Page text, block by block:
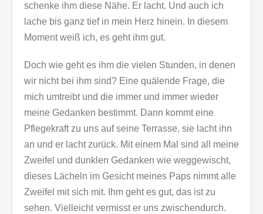
schenke ihm diese Nähe. Er lacht. Und auch ich
lache bis ganz tief in mein Herz hinein. In diesem
Moment weiß ich, es geht ihm gut.
Doch wie geht es ihm die vielen Stunden, in denen
wir nicht bei ihm sind? Eine quälende Frage, die
mich umtreibt und die immer und immer wieder
meine Gedanken bestimmt. Dann kommt eine
Pflegekraft zu uns auf seine Terrasse, sie lacht ihn
an und er lacht zurück. Mit einem Mal sind all meine
Zweifel und dunklen Gedanken wie weggewischt,
dieses Lächeln im Gesicht meines Paps nimmt alle
Zweifel mit sich mit. Ihm geht es gut, das ist zu
sehen. Vielleicht vermisst er uns zwischendurch.